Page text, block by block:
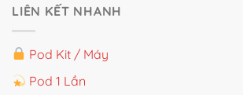
LIÊN KẾT NHANH
Pod Kit / Máy
Pod 1 Lần